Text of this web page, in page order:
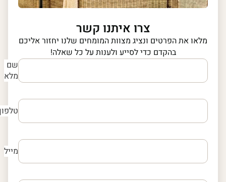
צרו איתנו קשר
מלאו את הפרטים ונציג מצוות המומחים שלנו יחזור אליכם
בהקדם כדי לסייע ולענות על כל שאלה!
שם
מלא
טלפון
מייל